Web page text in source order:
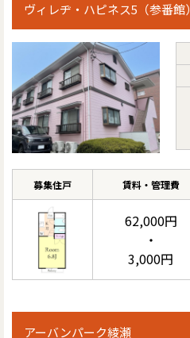
ヴィレヂ・ハピネス5（参番館）
募集住戸 賃料・管理費
62,000円
・
3,000円
アーバンパーク綾瀬